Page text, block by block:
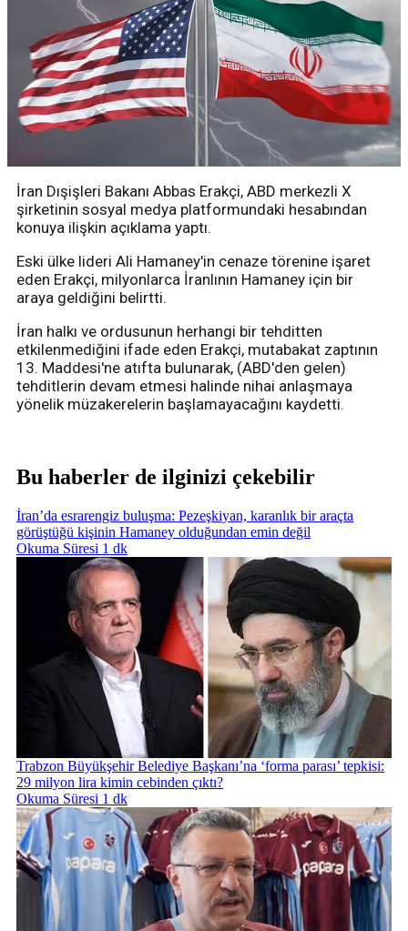
İran Dışişleri Bakanı Abbas Erakçi, ABD merkezli X
şirketinin sosyal medya platformundaki hesabından
konuya ilişkin açıklama yaptı.
Eski ülke lideri Ali Hamaney'in cenaze törenine işaret
eden Erakçi, milyonlarca İranlının Hamaney için bir
araya geldiğini belirtti.
İran halkı ve ordusunun herhangi bir tehditten
etkilenmediğini ifade eden Erakçi, mutabakat zaptının
13. Maddesi'ne atıfta bulunarak, (ABD'den gelen)
tehditlerin devam etmesi halinde nihai anlaşmaya
yönelik müzakerelerin başlamayacağını kaydetti.
Bu haberler de ilginizi çekebilir
İran’da esrarengiz buluşma: Pezeşkiyan, karanlık bir araçta
görüştüğü kişinin Hamaney olduğundan emin değil
Okuma Süresi 1 dk
Trabzon Büyükşehir Belediye Başkanı’na ‘forma parası’ tepkisi:
29 milyon lira kimin cebinden çıktı?
Okuma Süresi 1 dk